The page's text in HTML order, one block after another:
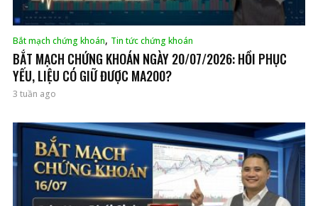
Bắt mạch chứng khoán, Tin tức chứng khoán
BẮT MẠCH CHỨNG KHOÁN NGÀY 20/07/2026: HỒI PHỤC
YẾU, LIỆU CÓ GIỮ ĐƯỢC MA200?
3 tuần ago